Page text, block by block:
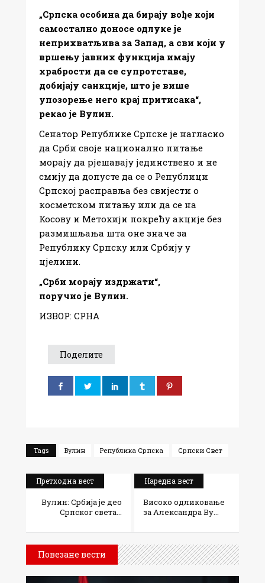
„Српска особина да бирају вође који
самостално доносе одлуке је
неприхватљива за Запад, а сви који у
вршењу јавних функција имају
храбрости да се супротставе,
добијају санкције, што је више
упозорење него крај притисака“,
рекао је Вулин.
Сенатор Републике Српске је нагласио
да Срби своје национално питање
морају да рјешавају јединствено и не
смију да допусте да се о Републици
Српској расправља без свијести о
косметском питању или да се на
Косову и Метохији покрећу акције без
размишљања шта оне значе за
Републику Српску или Србију у
цјелини.
„Срби морају издржати“,
поручио је Вулин.
ИЗВОР: СРНА
Поделите
Tags Вулин Република Српска Српски Свет
Претходна вест
Вулин: Србија је део
Српског света...
Наредна вест
Високо одликовање
за Александра Ву...
Повезане вести